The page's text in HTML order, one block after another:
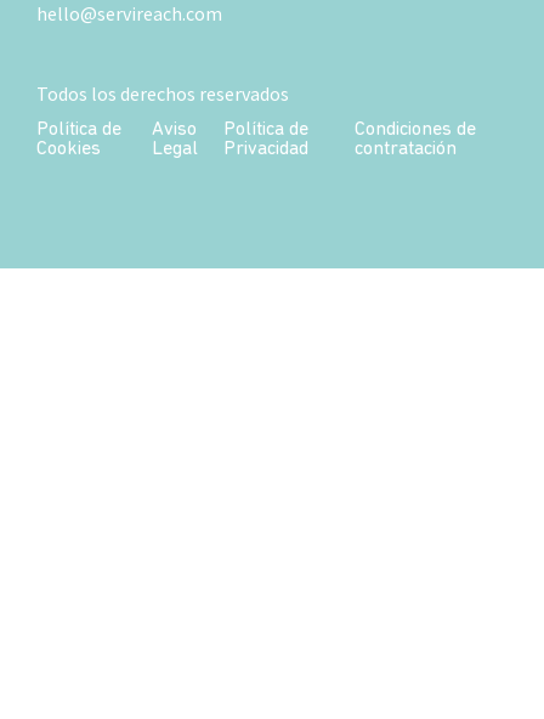
hello@servireach.com
Todos los derechos reservados
Política de
Cookies
Aviso
Legal
Política de
Privacidad
Condiciones de
contratación